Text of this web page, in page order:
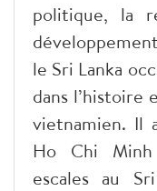
politique, la
le Sri Lanka
dans l’histoire
vietnamien. Il
Ho Chi
escales au